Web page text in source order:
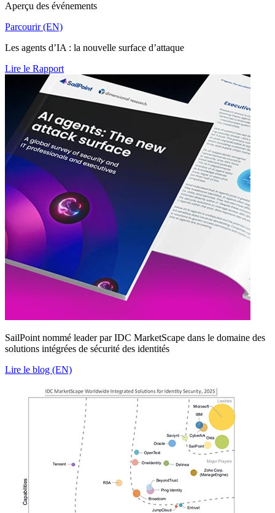
Aperçu des événements
Parcourir (EN)
Les agents d’IA : la nouvelle surface d’attaque
Lire le Rapport
SailPoint nommé leader par IDC MarketScape dans le domaine des
solutions intégrées de sécurité des identités
Lire le blog (EN)